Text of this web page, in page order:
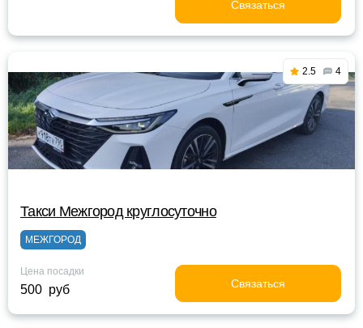
Связаться
2.5 4
Такси Межгород круглосуточно
МЕЖГОРОД
Цена посадки
500 руб Связаться